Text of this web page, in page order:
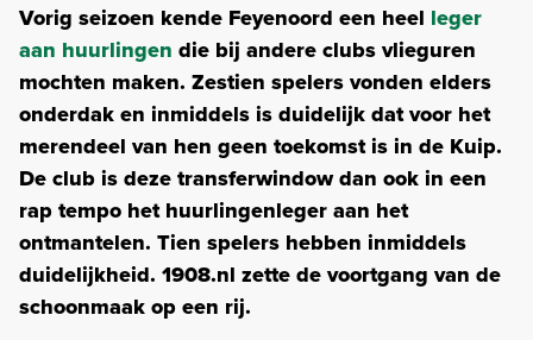
Vorig seizoen kende Feyenoord een heel leger
aan huurlingen die bij andere clubs vlieguren
mochten maken. Zestien spelers vonden elders
onderdak en inmiddels is duidelijk dat voor het
merendeel van hen geen toekomst is in de Kuip.
De club is deze transferwindow dan ook in een
rap tempo het huurlingenleger aan het
ontmantelen. Tien spelers hebben inmiddels
duidelijkheid. 1908.nl zette de voortgang van de
schoonmaak op een rij.